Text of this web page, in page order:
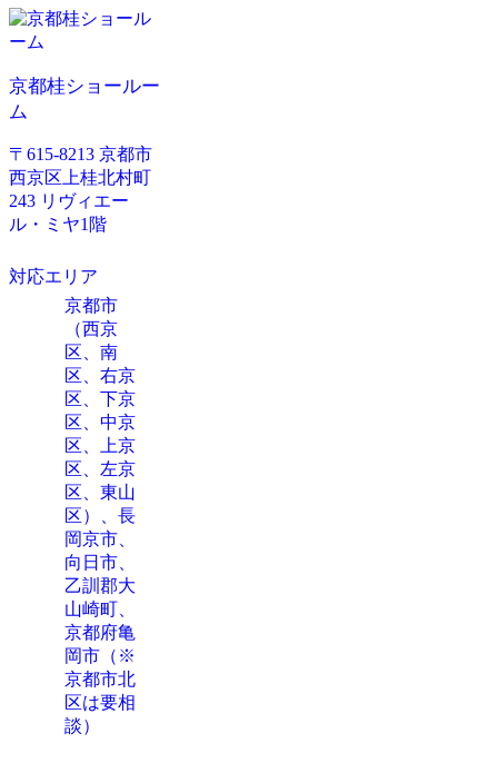
京都桂ショールー
ム
〒615-8213 京都市
西京区上桂北村町
243 リヴィエー
ル・ミヤ1階
対応エリア
京都市
（西京
区、南
区、右京
区、下京
区、中京
区、上京
区、左京
区、東山
区）、長
岡京市、
向日市、
乙訓郡大
山崎町、
京都府亀
岡市（※
京都市北
区は要相
談）